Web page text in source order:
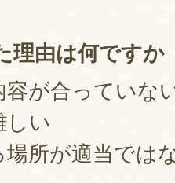
理由は何ですか
容が合っていな
しい
所が適当では